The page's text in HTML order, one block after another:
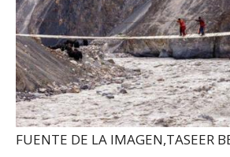
FUENTE DE LA IMAGEN,TASEER